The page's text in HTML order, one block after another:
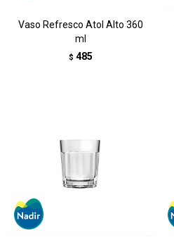
Vaso Refresco Atol Alto 360
ml
$ 485